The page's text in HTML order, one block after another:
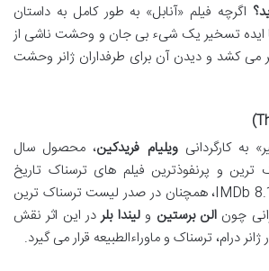
اگرچه فیلم «آنابل» به طور کامل به داستان
ایده تسخیر یک شیء بی جان و وحشت ناشی از
می کشد و دیدن آن برای طرفداران ژانر وحشت
به کارگردانیویلیام فریدکین، محصول سال
ترین و پرنفوذترین فیلم های ترسناک تاریخ
سینماست که با امتیاز IMDb 8.1، همچنان در صدر لیست ترسناک ترین
چونالن برستین ولیندا بلردر این اثر نقش
درام، ترسناک و ماوراءالطبیعه قرار می گیرد.